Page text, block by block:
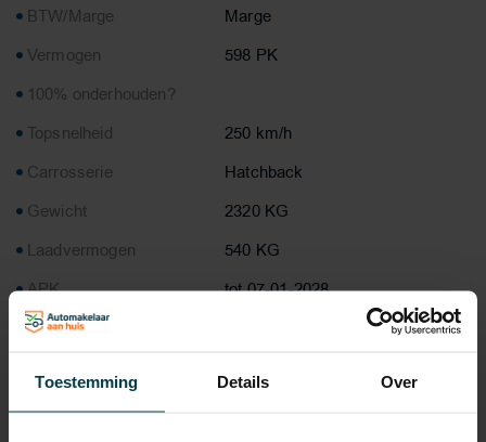
Toestemming Details Over
BTW/Marge
Marge
Vermogen
598 PK
100% onderhouden?
Topsnelheid
250 km/h
Carrosserie
Hatchback
Gewicht
2320 KG
Laadvermogen
540 KG
APK
tot 07-01-2028
Onderhoudsboekje
Ja, dealeronderhouden
Bijtelling
16 %